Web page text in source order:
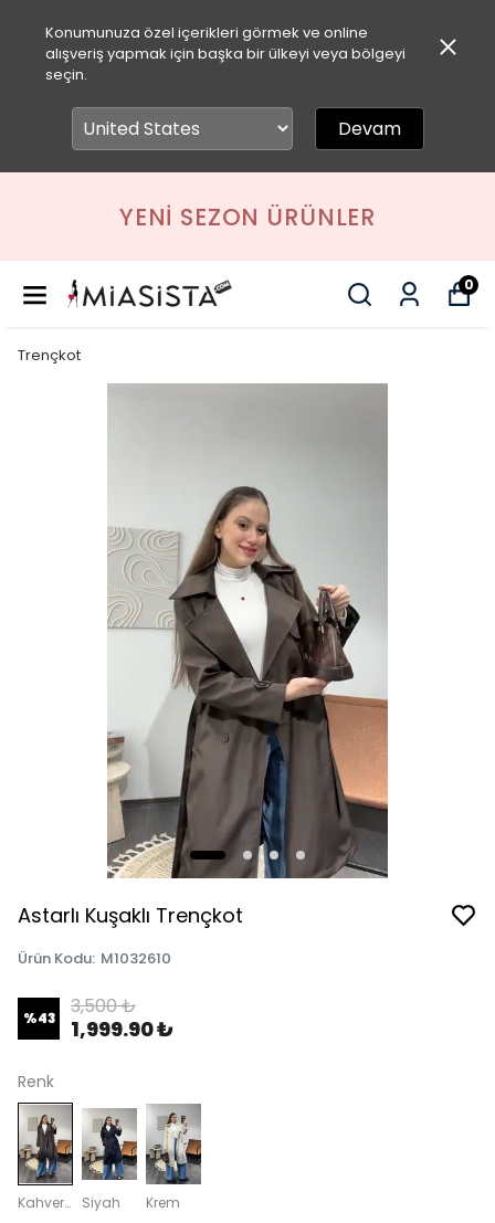
Konumunuza özel içerikleri görmek ve online
alışveriş yapmak için başka bir ülkeyi veya bölgeyi
seçin.
Devam
YENI SEZON ÜRÜNLER
0
Trençkot
Astarlı Kuşaklı Trençkot
Ürün Kodu: M1032610
%43 3,500 ₺
1,999.90 ₺
Renk
Kahverengi Siyah Krem